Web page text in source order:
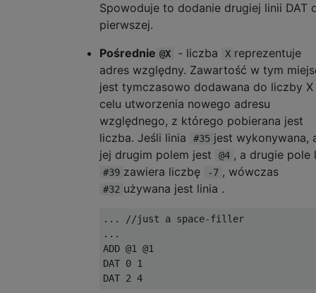
Spowoduje to dodanie drugiej linii DAT
pierwszej.
Pośrednie @X - liczba X reprezentuje
adres względny. Zawartość w tym
jest tymczasowo dodawana do liczby X
celu utworzenia nowego adresu
względnego, z którego pobierana jest
liczba. Jeśli linia
#35 jest wykonywana,
jej drugim polem jest
@4 , a drugie pole
#39 zawiera liczbę -7 , wówczas
#32 używana jest linia .
... //just a space-filler
...
ADD @1 @1
DAT 0 1